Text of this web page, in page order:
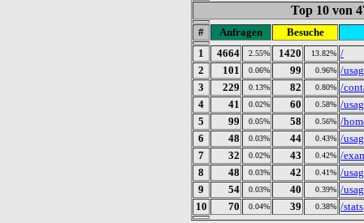
Top 10 von
# Anfragen
Besuche
1
4664 2.55% 1420 13.82% /
2
101 0.06% 99 0.96% /
3
229 0.13% 82 0.80% /
4
41 0.02% 60 0.58% /
5
99 0.05% 58 0.56% /
6
48 0.03% 44 0.43% /
7
32 0.02% 43 0.42% /
8
48 0.03% 42 0.41% /
9
54 0.03% 40 0.39% /
10
70 0.04% 39 0.38% /stats